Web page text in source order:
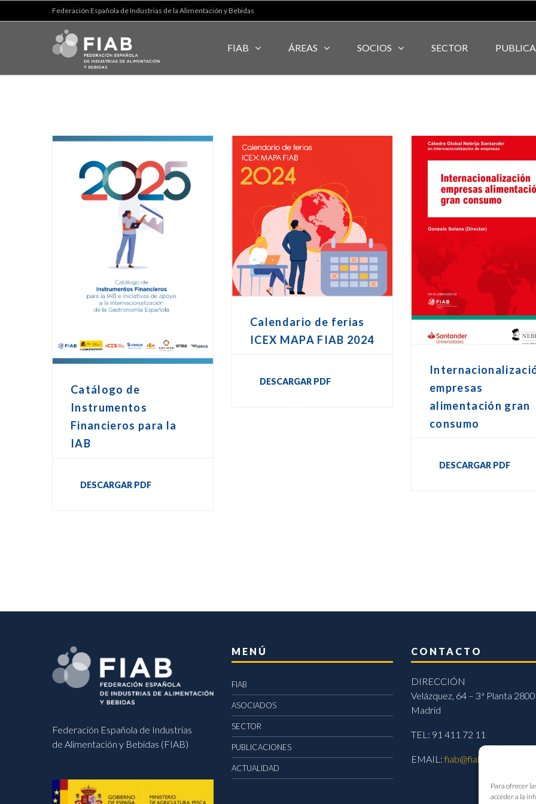
Para ofrecer
acceder a la
Federación Española de Industrias de la Alimentación y Bebidas
FIAB ÁREAS SOCIOS SECTOR
Catálogo de
Instrumentos
Financieros para la
IAB
DESCARGAR PDF
Calendario de ferias
ICEX MAPA FIAB 2024
DESCARGAR PDF
empresas
alimentación gran
consumo
DESCARGAR PDF
Federación Española de Industrias
de Alimentación y Bebidas (FIAB)
MENÚ
FIAB
ASOCIADOS
SECTOR
PUBLICACIONES
ACTUALIDAD
CONTACTO
DIRECCIÓN
Velázquez, 64 – 3ª Planta
Madrid
TEL: 91 411 72 11
EMAIL:fiab@fiab.es